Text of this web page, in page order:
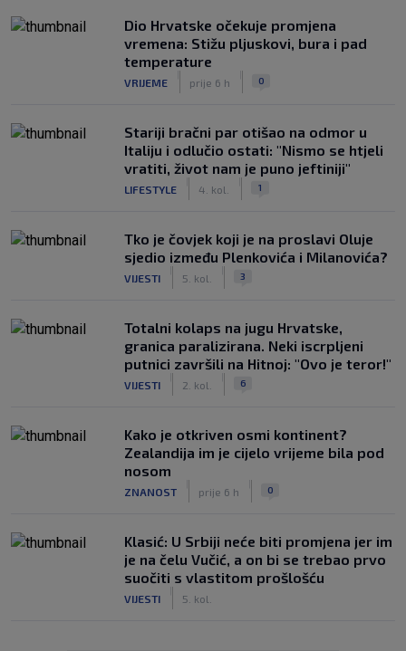
Dio Hrvatske očekuje promjena
vremena: Stižu pljuskovi, bura i pad
temperature
VRIJEME prije 6 h 0
Stariji bračni par otišao na odmor u
Italiju i odlučio ostati: "Nismo se htjeli
vratiti, život nam je puno jeftiniji"
LIFESTYLE 4. kol. 1
Tko je čovjek koji je na proslavi Oluje
sjedio između Plenkovića i Milanovića?
VIJESTI 5. kol. 3
Totalni kolaps na jugu Hrvatske,
granica paralizirana. Neki iscrpljeni
putnici završili na Hitnoj: "Ovo je teror!"
VIJESTI 2. kol. 6
Kako je otkriven osmi kontinent?
Zealandija im je cijelo vrijeme bila pod
nosom
ZNANOST prije 6 h 0
Klasić: U Srbiji neće biti promjena jer im
je na čelu Vučić, a on bi se trebao prvo
suočiti s vlastitom prošlošću
VIJESTI 5. kol.